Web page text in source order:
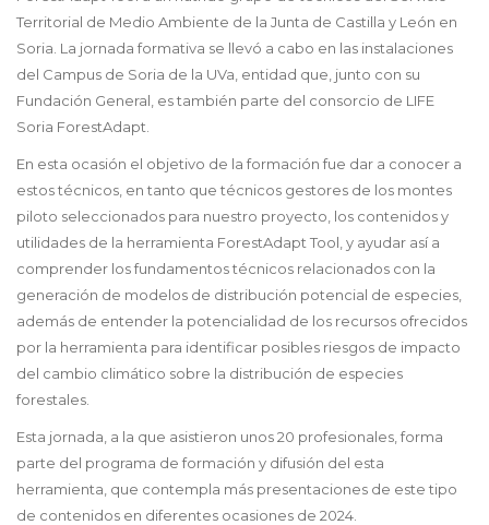
Territorial de Medio Ambiente de la Junta de Castilla y León en
Soria. La jornada formativa se llevó a cabo en las instalaciones
del Campus de Soria de la UVa, entidad que, junto con su
Fundación General, es también parte del consorcio de LIFE
Soria ForestAdapt.
En esta ocasión el objetivo de la formación fue dar a conocer a
estos técnicos, en tanto que técnicos gestores de los montes
piloto seleccionados para nuestro proyecto, los contenidos y
utilidades de la herramienta ForestAdapt Tool, y ayudar así a
comprender los fundamentos técnicos relacionados con la
generación de modelos de distribución potencial de especies,
además de entender la potencialidad de los recursos ofrecidos
por la herramienta para identificar posibles riesgos de impacto
del cambio climático sobre la distribución de especies
forestales.
Esta jornada, a la que asistieron unos 20 profesionales, forma
parte del programa de formación y difusión del esta
herramienta, que contempla más presentaciones de este tipo
de contenidos en diferentes ocasiones de 2024.